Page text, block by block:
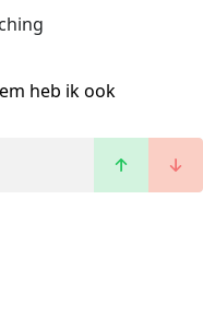
heb ik ook